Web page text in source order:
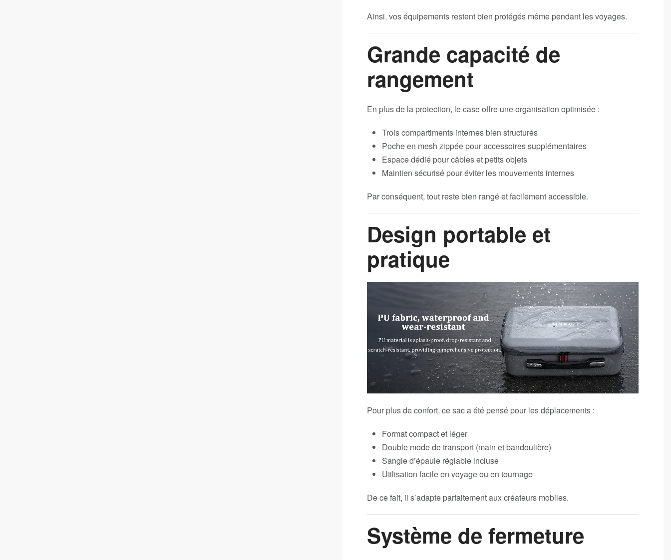
Ainsi, vos équipements restent bien protégés même pendant les voyages.
Grande capacité de
rangement
En plus de la protection, le case offre une organisation optimisée :
Trois compartiments internes bien structurés
Poche en mesh zippée pour accessoires supplémentaires
Espace dédié pour câbles et petits objets
Maintien sécurisé pour éviter les mouvements internes
Par conséquent, tout reste bien rangé et facilement accessible.
Design portable et
pratique
Pour plus de confort, ce sac a été pensé pour les déplacements :
Format compact et léger
Double mode de transport (main et bandoulière)
Sangle d’épaule réglable incluse
Utilisation facile en voyage ou en tournage
De ce fait, il s’adapte parfaitement aux créateurs mobiles.
Système de fermeture